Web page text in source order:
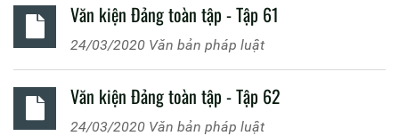
Văn kiện Đảng toàn tập - Tập 61
24/03/2020 Văn bản pháp luật
Văn kiện Đảng toàn tập - Tập 62
24/03/2020 Văn bản pháp luật